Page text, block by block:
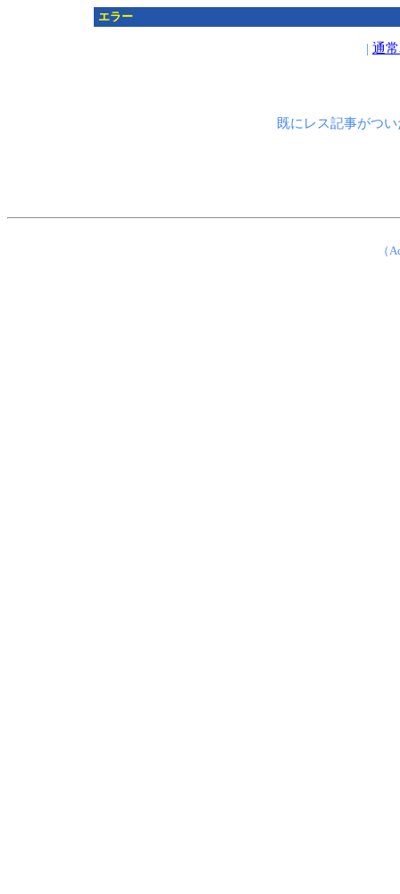
エラー
| 通
既にレス記事がつ
（